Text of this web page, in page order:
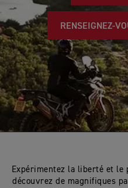
RENSEIGNEZ-
Expérimentez la liberté et
découvrez de magnifiques